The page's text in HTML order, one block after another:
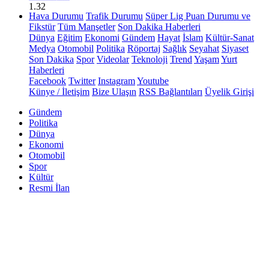
1.32
Hava Durumu Trafik Durumu Süper Lig Puan Durumu ve
Fikstür Tüm Manşetler Son Dakika Haberleri
Dünya Eğitim Ekonomi Gündem Hayat İslam Kültür-Sanat
Medya Otomobil Politika Röportaj Sağlık Seyahat Siyaset
Son Dakika Spor Videolar Teknoloji Trend YaşamYurt
Haberleri
Facebook Twitter InstagramYoutube
Künye / İletişim Bize Ulaşın RSS Bağlantıları Üyelik Girişi
Gündem
Politika
Dünya
Ekonomi
Otomobil
Spor
Kültür
Resmi İlan